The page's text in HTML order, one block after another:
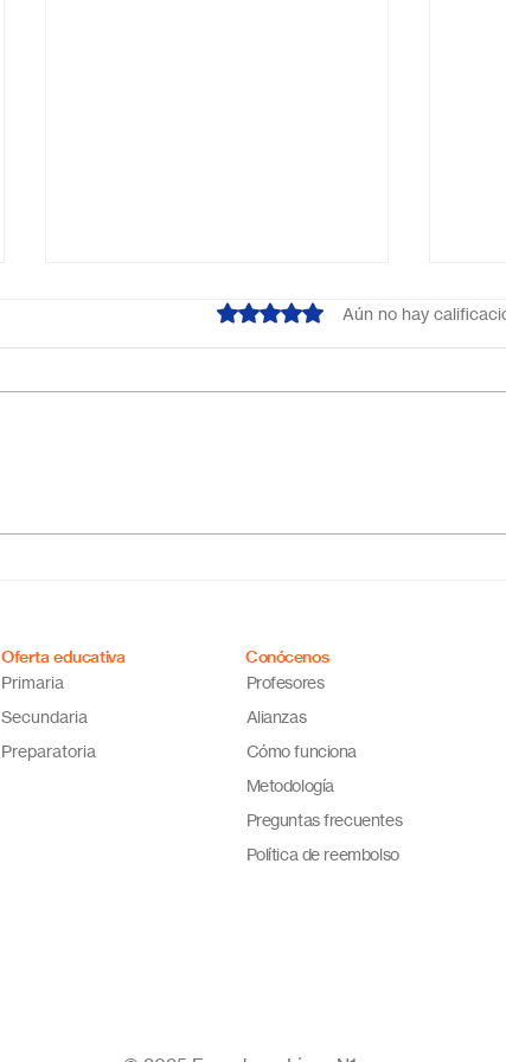
Obtuvo 0 de 5 estrellas.
Aún no hay
Oferta educativa
Primaria
Secundaria
Preparatoria
Conócenos
Profesores
Alianzas
Cómo funciona
Metodología
Preguntas frecuentes
Política de reembolso